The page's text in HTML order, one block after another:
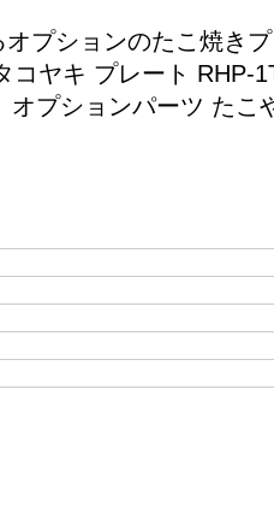
オプションのたこ焼
コヤキ プレート
プションパーツ たこ